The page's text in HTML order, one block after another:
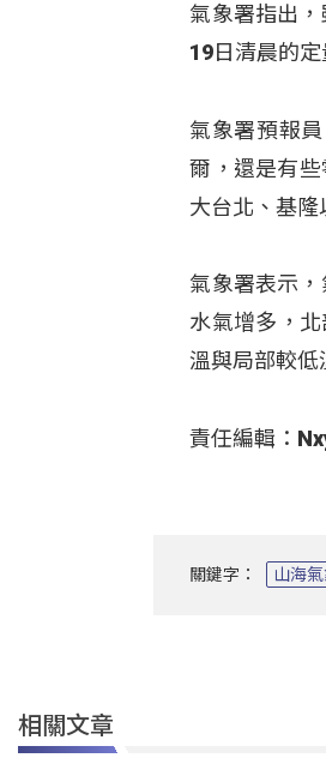
氣象署指出
19日清晨的
氣象署預報
爾，還是有
大台北、基隆
氣象署表示
水氣增多，
溫與局部較低
責任編輯：
關鍵字： 山海
相關文章